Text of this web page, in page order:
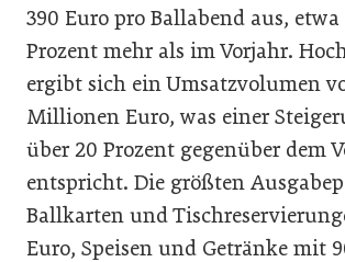
390 Euro pro Ballabend aus, etwa
Prozent mehr als im Vorjahr.
ergibt sich ein Umsatzvolumen
Millionen Euro, was einer
über 20 Prozent gegenüber dem
entspricht. Die größten
Ballkarten und
Euro, Speisen und Getränke mit